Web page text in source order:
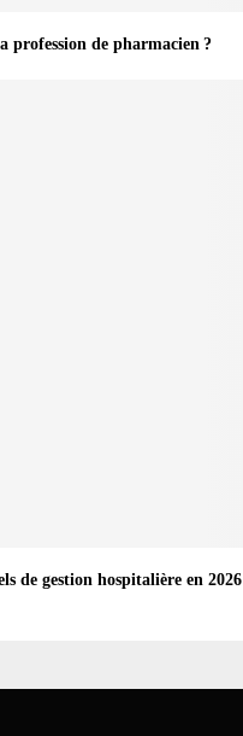
profession de pharmacien ?
de gestion hospitalière en 2026